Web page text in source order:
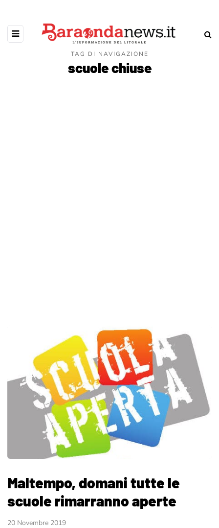
TAG DI NAVIGAZIONE
scuole chiuse
Maltempo, domani tutte le
scuole rimarranno aperte
20 Novembre 2019